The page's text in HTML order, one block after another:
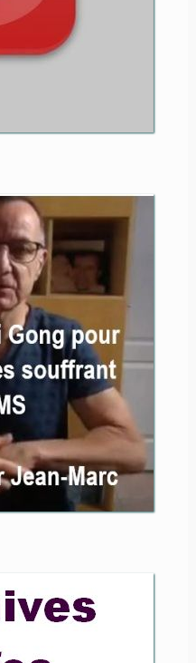
séances du
un message
» en
les
Infos